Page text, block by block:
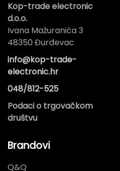
Kop-trade electronic
d.o.o.
Ivana Mažuranića 3
48350 Đurđevac
info@kop-trade-
electronic.hr
048/812-525
Podaci o trgovačkom
društvu
Brandovi
Q&Q